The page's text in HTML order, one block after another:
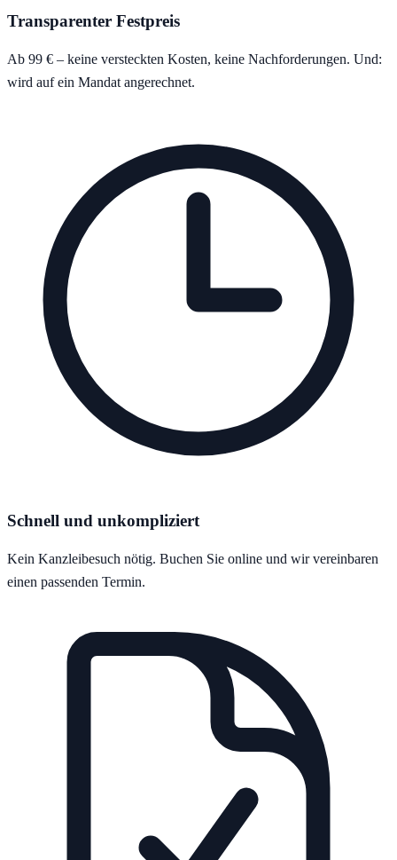
Transparenter Festpreis
Ab 99 € – keine versteckten Kosten, keine Nachforderungen. Und:
wird auf ein Mandat angerechnet.
Schnell und unkompliziert
Kein Kanzleibesuch nötig. Buchen Sie online und wir vereinbaren
einen passenden Termin.